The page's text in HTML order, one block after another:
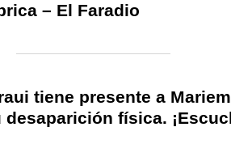
– El Faradio
tiene presente a
física.